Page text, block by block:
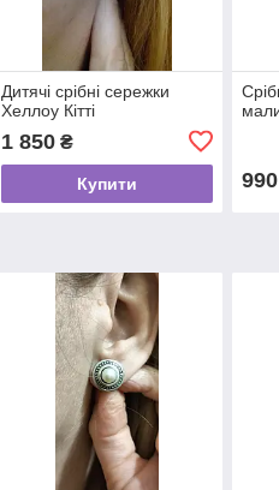
Дитячі срібні сережки
Хеллоу Кітті
1 850₴
Купити 990